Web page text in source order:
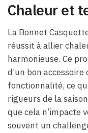
Chaleur et
La Bonnet
réussit à allier
harmonieuse. Ce
d’un bon
fonctionnalité, ce
rigueurs de la
que cela n’impacte
souvent un